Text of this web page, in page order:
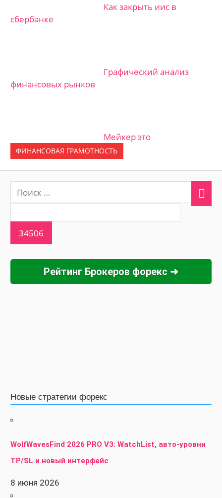
Как закрыть иис в
сбербанке
Графический анализ
финансовых рынков
Мейкер это
ФИНАНСОВАЯ ГРАМОТНОСТЬ
Рейтинг Брокеров форекс ➜
Новые стратегии форекс
WolfWavesFind 2026 PRO V3: WatchList, авто-уровни
TP/SL и новый интерфейс
8 июня 2026